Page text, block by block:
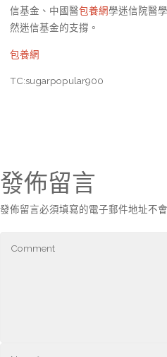
信基金、中國醫包養網學迷信院醫
然迷信基金的支撐。
包養網
TC:sugarpopular900
發佈留言
發佈留言必須填寫的電子郵件地址不會